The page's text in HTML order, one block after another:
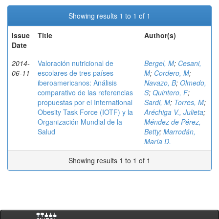
Showing results 1 to 1 of 1
Issue
Date
Title Author(s)
2014-
06-11
Valoración nutricional de
escolares de tres países
iberoamericanos: Análisis
comparativo de las referencias
propuestas por el International
Obesity Task Force (IOTF) y la
Organización Mundial de la
Salud
Bergel, M; Cesani,
M; Cordero, M;
Navazo, B; Olmedo,
S; Quintero, F;
Sardi, M; Torres, M;
Aréchiga V., Julieta;
Méndez de Pérez,
Betty; Marrodán,
María D.
Showing results 1 to 1 of 1